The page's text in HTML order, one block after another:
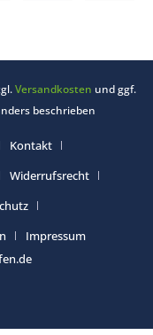
Versandkosten und ggf.
beschrieben
Kontakt
Widerrufsrecht
Impressum